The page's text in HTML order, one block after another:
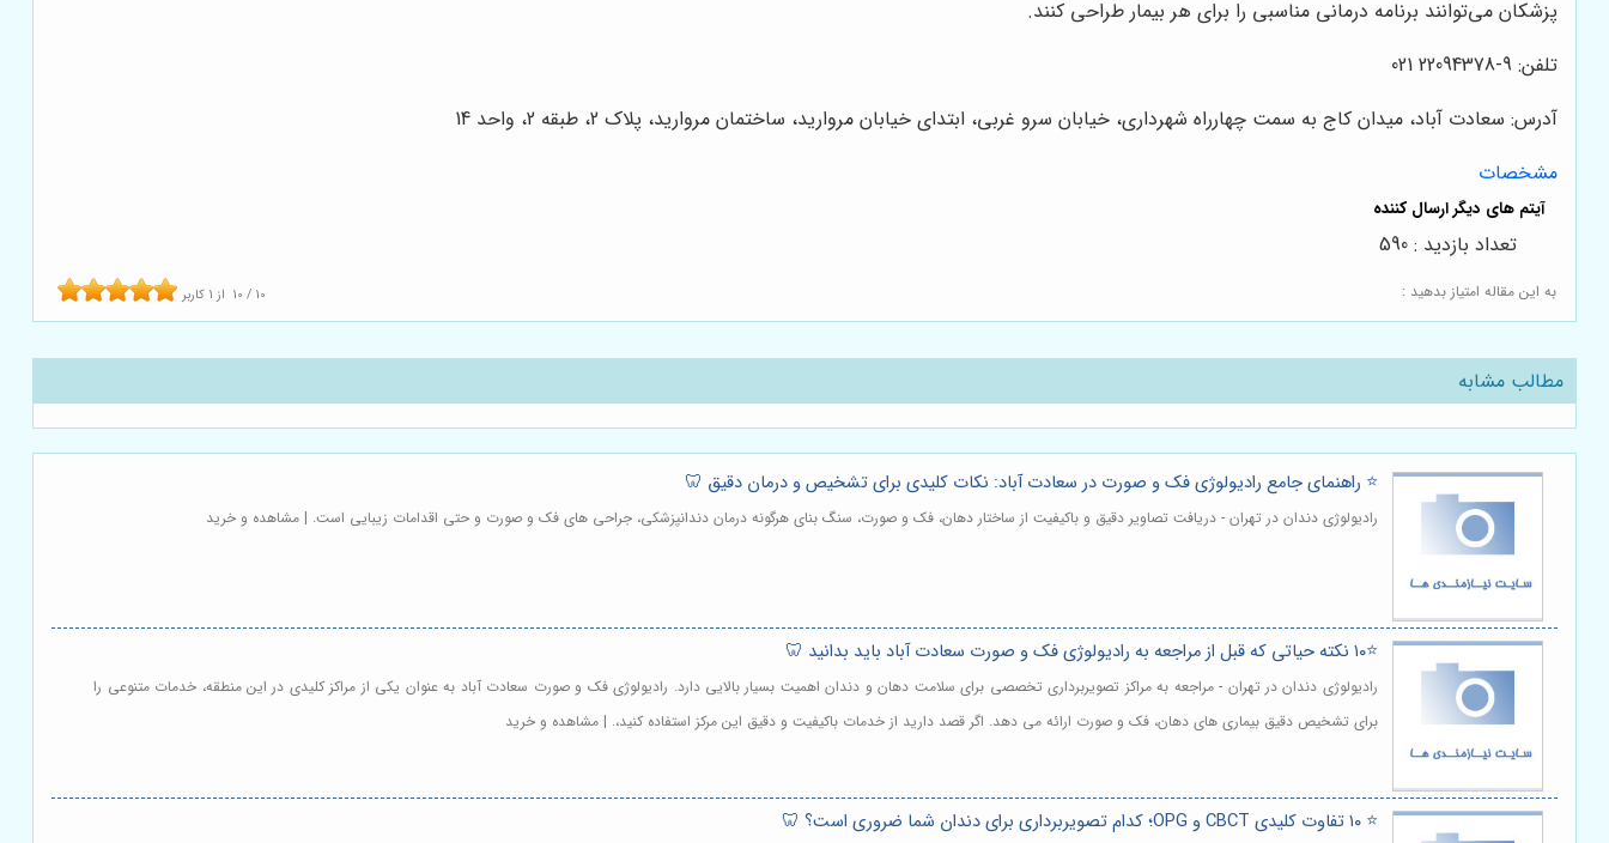
پزشکان می‌توانند برنامه درمانی مناسبی را برای هر بیمار طراحی کنند.
تلفن: 9-22094378 021
آدرس: سعادت آباد، میدان کاج به سمت چهارراه شهرداری، خیابان سرو غربی، ابتدای خیابان مروارید، ساختمان مروارید، پلاک 2، طبقه 2، واحد 14
مشخصات
به این مقاله امتیاز بدهید : 10 / 10 از 1 کاربر
تعداد بازدید : 590
مطالب مشابه
⭐️ راهنمای جامع رادیولوژی فک و صورت در سعادت آباد: نکات کلیدی برای تشخیص و درمان دقیق 🦷
رادیولوژی دندان در تهران - دریافت تصاویر دقیق و باکیفیت از ساختار دهان، فک و صورت، سنگ بنای هرگونه درمان دندانپزشکی، جراحی های فک و صورت و حتی اقدامات زیبایی است. | مشاهده و خرید
⭐️۱۰ نکته حیاتی که قبل از مراجعه به رادیولوژی فک و صورت سعادت آباد باید بدانید 🦷
رادیولوژی دندان در تهران - مراجعه به مراکز تصویربرداری تخصصی برای سلامت دهان و دندان اهمیت بسیار بالایی دارد. رادیولوژی فک و صورت سعادت آباد به عنوان یکی از مراکز کلیدی در این منطقه، خدمات متنوعی را
برای تشخیص دقیق بیماری های دهان، فک و صورت ارائه می دهد. اگر قصد دارید از خدمات باکیفیت و دقیق این مرکز استفاده کنید،. | مشاهده و خرید
⭐️ ۱۰ تفاوت کلیدی CBCT و OPG؛ کدام تصویربرداری برای دندان شما ضروری است؟ 🦷